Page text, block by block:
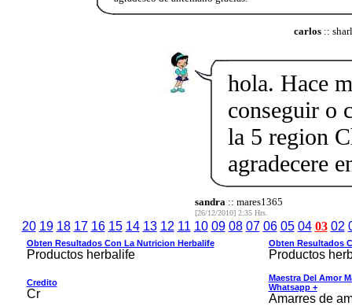
carlos ::
hola. Hace
conseguir o
la 5 region
agradecere
sandra :: mares1365
[26/12/2010] 2:35 Hrs.
20 19 18 17 16 15 14 13 12 11 10 09 08 07 06 05 04 03 02
Obten Resultados Con La Nutricion Herbalife
Productos herbalife
Obten Resultados
Productos
Credito
Cr
Maestra Del Amor
Whatsapp +
Amarres de